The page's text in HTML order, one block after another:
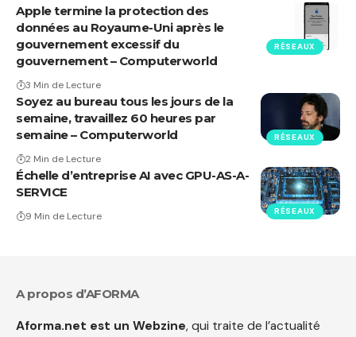
RÉSEAUX
Apple termine la protection des
données au Royaume-Uni après le
gouvernement excessif du
gouvernement – Computerworld
3 Min de Lecture
RÉSEAUX
Soyez au bureau tous les jours de la
semaine, travaillez 60 heures par
semaine – Computerworld
2 Min de Lecture
RÉSEAUX
Échelle d’entreprise AI avec GPU-AS-A-
SERVICE
9 Min de Lecture
A propos d’AFORMA
Aforma.net est un Webzine, qui traite de l’actualité